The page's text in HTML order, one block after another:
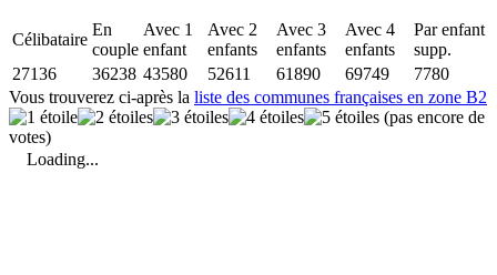
Célibataire
En
couple
Avec 1
enfant
Avec 2
enfants
Avec 3
enfants
Avec 4
enfants
Par enfant
supp.
27136
36238 43580 52611 61890 69749
7780
Vous trouverez ci-après la liste des communes françaises en zone B2
(pas encore de
votes)
Loading...